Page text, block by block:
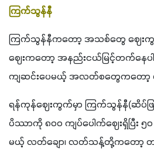
ကြက်သွန်နီ
ကြက်သွန်နီကတော့ အသစ်တွေ ဈေးကွ
ဈေးကတော့ အနည်းငယ်မြင့်တက်နေပ
ကျဆင်းပေမယ့် အလတ်စတွေကတော့
ရန်ကုန်ဈေးကွက်မှာ ကြက်သွန်နီ(ဆိပ်ဖြူ
ပိဿာကို ၈၀၀ ကျပ်ပေါက်ဈေးရှိပြီး ၅
မယ့် လတ်ချော၊ လတ်သန့်တို့ကတော့